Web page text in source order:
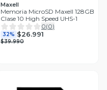
Maxell
Memoria MicroSD Maxell 128GB
Clase 10 High Speed UHS-1
0(0)
32% $26.991
$39.990